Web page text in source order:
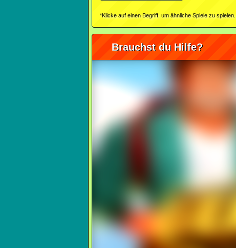
*Klicke auf einen Begriff, um ähnliche Spiele zu spielen.
Brauchst du Hilfe?